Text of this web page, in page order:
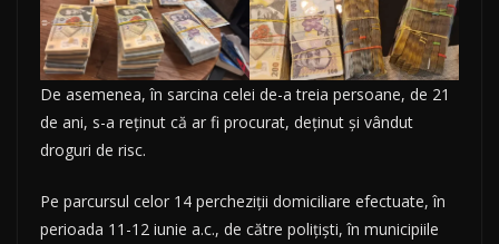
De asemenea, în sarcina celei de-a treia persoane, de 21
de ani, s-a reținut că ar fi procurat, deținut și vândut
droguri de risc.
Pe parcursul celor 14 percheziții domiciliare efectuate, în
perioada 11-12 iunie a.c., de către polițiști, în municipiile